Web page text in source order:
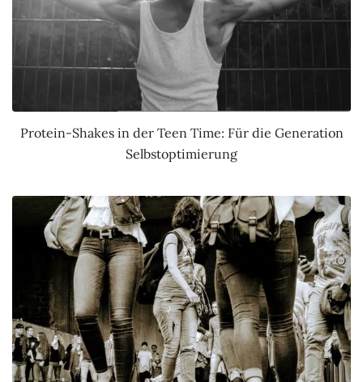
Protein-Shakes in der Teen Time: Für die Generation
Selbstoptimierung